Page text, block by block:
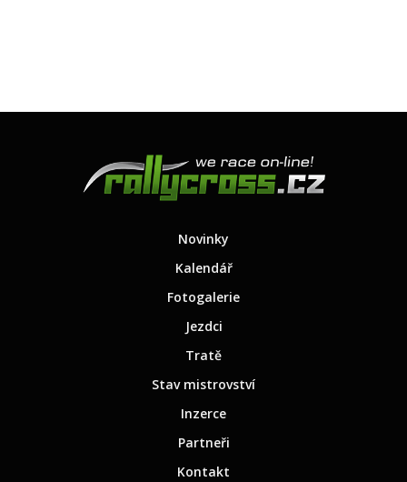
Novinky
Kalendář
Fotogalerie
Jezdci
Tratě
Stav mistrovství
Inzerce
Partneři
Kontakt